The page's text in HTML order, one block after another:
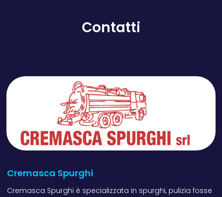
Contatti
Cremasca Spurghi
Cremasca Spurghi è specializzata in spurghi, pulizia fosse